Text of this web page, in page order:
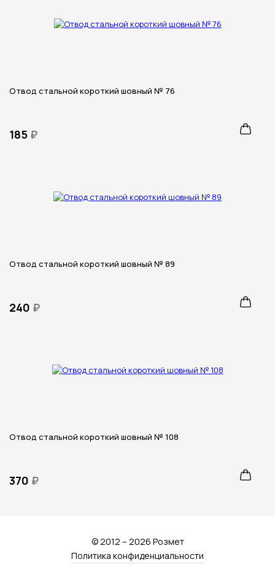
Отвод стальной короткий шовный № 76
185 ₽
Отвод стальной короткий шовный № 89
240 ₽
Отвод стальной короткий шовный № 108
370 ₽
© 2012 – 2026 Розмет
Политика конфиденциальности